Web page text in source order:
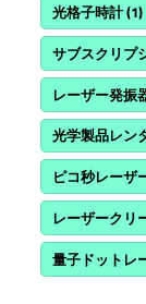
光格子時計(1)
サブスクリプ
レーザー発振
光学製品レン
ピコ秒レーザ
レーザークリ
量子ドットレ